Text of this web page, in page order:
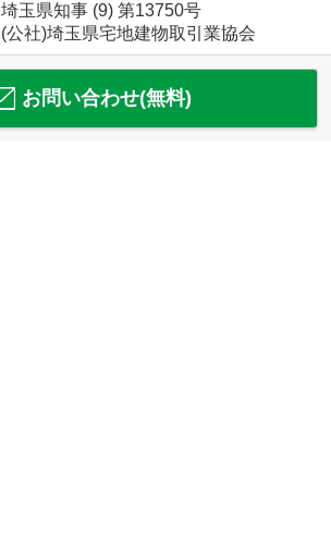
埼玉県知事 (9) 第13750号
(公社)埼玉県宅地建物取引業協会
お問い合わせ(無料)